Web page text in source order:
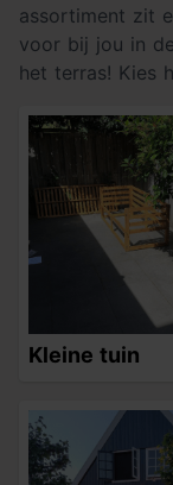
assortiment zit
voor bij jou in
het terras! Kies
Kleine tuin